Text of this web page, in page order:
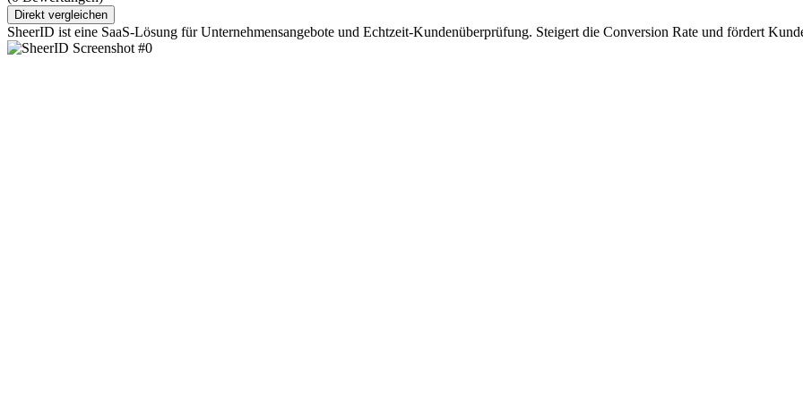
Direkt vergleichen
SheerID ist eine SaaS-Lösung für Unternehmensangebote und Echtzeit-Kundenüberprüfung. Steigert die Conversion Rate und fördert